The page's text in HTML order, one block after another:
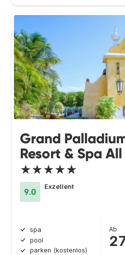
Grand
Resort & Spa
★★★★★
9.0
Exzellent
spa
pool
parken (kostenlos)
Ab